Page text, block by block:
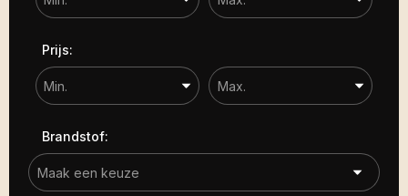
Sorteren op
Prijs:
Brandstof: